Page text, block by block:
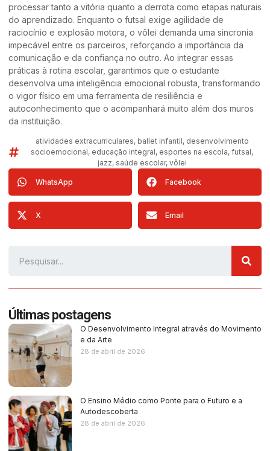
processar tanto a vitória quanto a derrota como etapas naturais
do aprendizado. Enquanto o futsal exige agilidade de
raciocínio e explosão motora, o vôlei demanda uma sincronia
impecável entre os parceiros, reforçando a importância da
comunicação e da confiança no outro. Ao integrar essas
práticas à rotina escolar, garantimos que o estudante
desenvolva uma inteligência emocional robusta, transformando
o vigor físico em uma ferramenta de resiliência e
autoconhecimento que o acompanhará muito além dos muros
da instituição.
atividades extracurriculares, ballet infantil, desenvolvimento
socioemocional, educação integral, esportes na escola, futsal,
jazz, saúde escolar, vôlei
WhatsApp Facebook
X Email
Últimas postagens
O Desenvolvimento Integral através do Movimento
e da Arte
28 de abril de 2026
O Ensino Médio como Ponte para o Futuro e a
Autodescoberta
28 de abril de 2026